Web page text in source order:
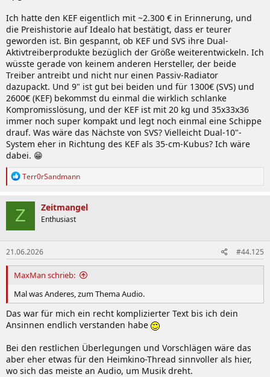
Ich hatte den KEF eigentlich mit ~2.300 € in Erinnerung, und
die Preishistorie auf Idealo hat bestätigt, dass er teurer
geworden ist. Bin gespannt, ob KEF und SVS ihre Dual-
Aktivtreiberprodukte bezüglich der Größe weiterentwickeln. Ich
wüsste gerade von keinem anderen Hersteller, der beide
Treiber antreibt und nicht nur einen Passiv-Radiator
dazupackt. Und 9" ist gut bei beiden und für 1300€ (SVS) und
2600€ (KEF) bekommst du einmal die wirklich schlanke
Kompromisslösung, und der KEF ist mit 20 kg und 35x33x36
immer noch super kompakt und legt noch einmal eine Schippe
drauf. Was wäre das Nächste von SVS? Vielleicht Dual-10"-
System eher in Richtung des KEF als 35-cm-Kubus? Ich wäre
dabei. 😁
R
k
t
i
o
n
e
n
:
Terr0rSandmann
Z Zeitmangel
Enthusiast
21.06.2026 #44.125
MaxMan schrieb:
Mal was Anderes, zum Thema Audio.
Das war für mich ein recht komplizierter Text bis ich dein
Ansinnen endlich verstanden habe
Bei den restlichen Überlegungen und Vorschlägen wäre das
aber eher etwas für den Heimkino-Thread sinnvoller als hier,
wo sich das meiste an Audio, um Musik dreht.